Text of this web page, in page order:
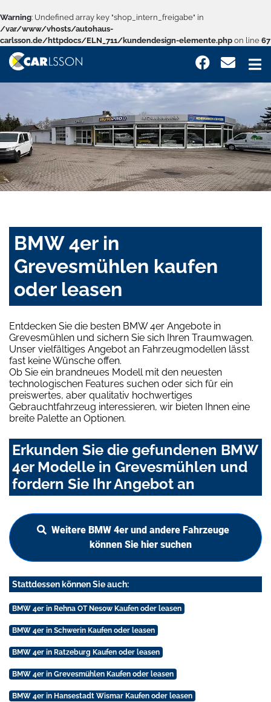
Warning: Undefined array key "shop_intern_freigabe" in
/var/www/vhosts/autohaus-
carlsson.de/httpdocs/ELN_711/kundendesign-elemente.php on line 67
BMW 4er in
Grevesmühlen kaufen
oder leasen
Entdecken Sie die besten BMW 4er Angebote in
Grevesmühlen und sichern Sie sich Ihren Traumwagen.
Unser vielfältiges Angebot an Fahrzeugmodellen lässt
fast keine Wünsche offen.
Ob Sie ein brandneues Modell mit den neuesten
technologischen Features suchen oder sich für ein
preiswertes, aber qualitativ hochwertiges
Gebrauchtfahrzeug interessieren, wir bieten Ihnen eine
breite Palette an Optionen.
Erkunden Sie die gefundenen BMW
4er Modelle in Grevesmühlen und
fordern Sie Ihr Angebot an
Weitere BMW 4er und andere Fahrzeuge
können Sie hier suchen
Stattdessen können Sie auch:
BMW 4er in Rehna OT Nesow Kaufen oder leasen
BMW 4er in Schwerin Kaufen oder leasen
BMW 4er in Ratzeburg Kaufen oder leasen
BMW 4er in Grevesmühlen Kaufen oder leasen
BMW 4er in Hansestadt Wismar Kaufen oder leasen